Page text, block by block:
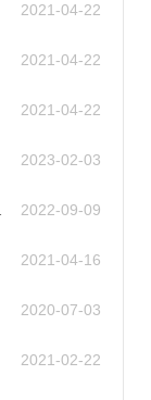
2021-04-22
2021-04-22
2021-04-22
2023-02-03
2022-09-09
2021-04-16
2020-07-03
2021-02-22